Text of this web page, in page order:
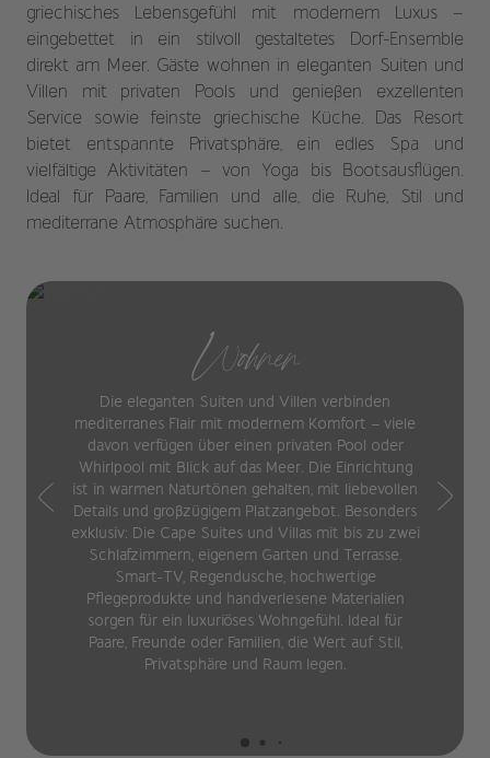
griechisches Lebensgefühl mit modernem Luxus –
eingebettet in ein stilvoll gestaltetes Dorf-Ensemble
direkt am Meer. Gäste wohnen in eleganten Suiten und
Villen mit privaten Pools und genießen exzellenten
Service sowie feinste griechische Küche. Das Resort
bietet entspannte Privatsphäre, ein edles Spa und
vielfältige Aktivitäten – von Yoga bis Bootsausflügen.
Ideal für Paare, Familien und alle, die Ruhe, Stil und
mediterrane Atmosphäre suchen.
Wohnen
Die eleganten Suiten und Villen verbinden
mediterranes Flair mit modernem Komfort – viele
davon verfügen über einen privaten Pool oder
Whirlpool mit Blick auf das Meer. Die Einrichtung
ist in warmen Naturtönen gehalten, mit liebevollen
Details und großzügigem Platzangebot. Besonders
exklusiv: Die Cape Suites und Villas mit bis zu zwei
Schlafzimmern, eigenem Garten und Terrasse.
Smart-TV, Regendusche, hochwertige
Pflegeprodukte und handverlesene Materialien
sorgen für ein luxuriöses Wohngefühl. Ideal für
Paare, Freunde oder Familien, die Wert auf Stil,
Privatsphäre und Raum legen.